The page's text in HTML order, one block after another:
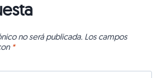
no será publicada. Los campos
*